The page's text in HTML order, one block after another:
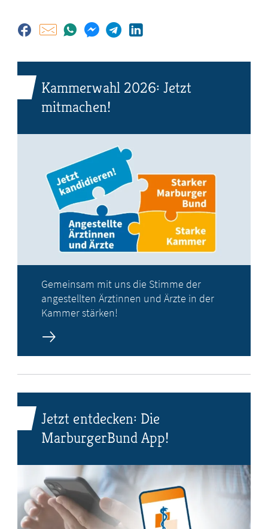
Kammerwahl 2026: Jetzt
mitmachen!
Gemeinsam mit uns die Stimme der
angestellten Ärztinnen und Ärzte in der
Kammer stärken!
Jetzt entdecken: Die
MarburgerBund App!